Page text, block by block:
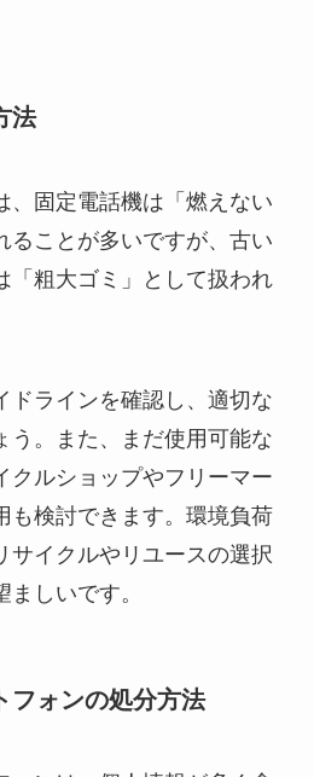
法
、固定電話機は「燃えない
ることが多いですが、古い
「粗大ゴミ」として扱われ
ドラインを確認し、適切な
う。また、まだ使用可能な
クルショップやフリーマー
も検討できます。環境負荷
サイクルやリユースの選択
しいです。
フォンの処分方法